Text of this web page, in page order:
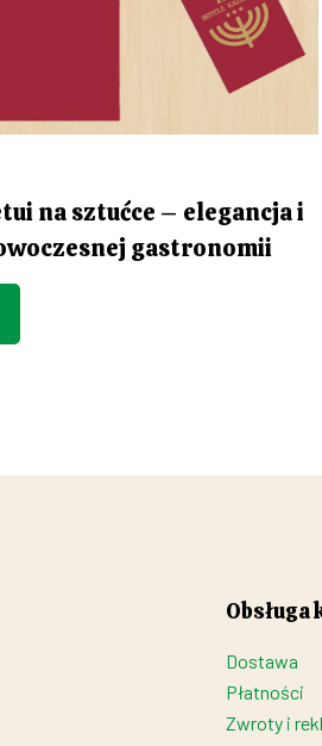
na sztućce – elegancja i
gastronomii
Dostawa
Płatności
Zwroty i